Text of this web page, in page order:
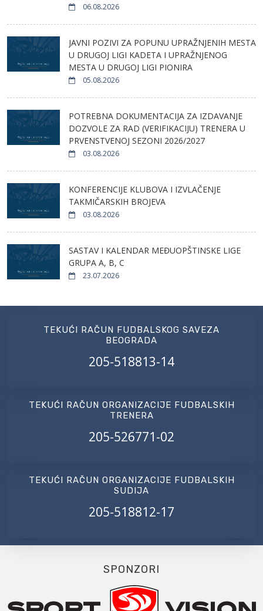
06.08.2026
JAVNI POZIVI ZA POPUNU UPRAŽNJENIH MESTA
U DRUGOJ LIGI KADETA I UPRAŽNJENOG
MESTA U DRUGOJ LIGI PIONIRA
05.08.2026
POTREBNA DOKUMENTACIJA ZA IZDAVANJE
DOZVOLE ZA RAD (VERIFIKACIJU) TRENERA U
PRVENSTVENOJ SEZONI 2026/2027
03.08.2026
KONFERENCIJE KLUBOVA I IZVLAČENJE
TAKMIČARSKIH BROJEVA
03.08.2026
SASTAV I KALENDAR MEĐUOPŠTINSKE LIGE
GRUPA A, B, C
23.07.2026
TEKUĆI RAČUN FUDBALSKOG SAVEZA
BEOGRADA
205-518813-14
TEKUĆI RAČUN ORGANIZACIJE FUDBALSKIH
TRENERA
205-526771-02
TEKUĆI RAČUN ORGANIZACIJE FUDBALSKIH
SUDIJA
205-518812-17
SPONZORI